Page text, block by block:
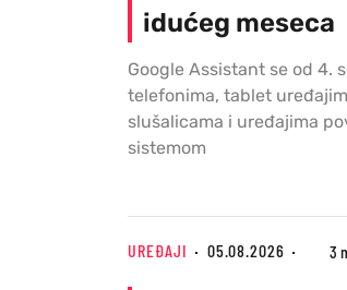
idućeg meseca
Google Assistant se od 4.
telefonima, tablet
slušalicama i uređajima
sistemom
UREĐAJI 05.08.2026 3